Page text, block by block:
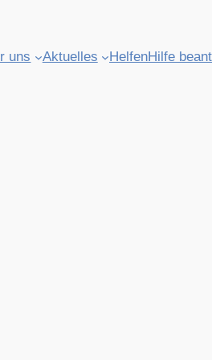
uns Aktuelles HelfenHilfe